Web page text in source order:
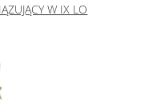
W IX LO